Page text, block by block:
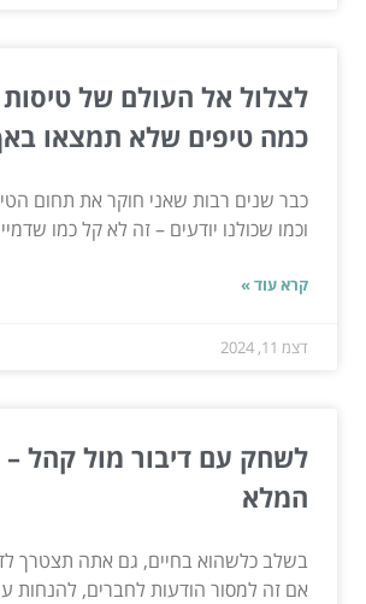
לצלול אל העולם של
כמה טיפים שלא תמצאו
כבר שנים רבות שאני חוקר את תחום
וכמו שכולנו יודעים – זה לא קל כמו
קרא עוד »
דצמ 11, 2024
לשחק עם דיבור מול קהל –
המלא
בשלב כלשהוא בחיים, גם אתה תצטרך
אם זה למסור הודעות לחברים, להנחות